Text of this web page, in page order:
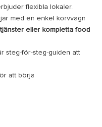
flexibla lokaler.
med en enkel korvvagn
eller kompletta food
steg-för-steg-guiden att
att börja